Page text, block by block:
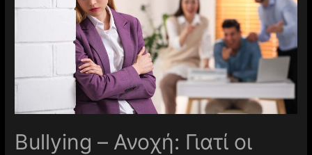
Βullying – Ανοχή: Γιατί οι